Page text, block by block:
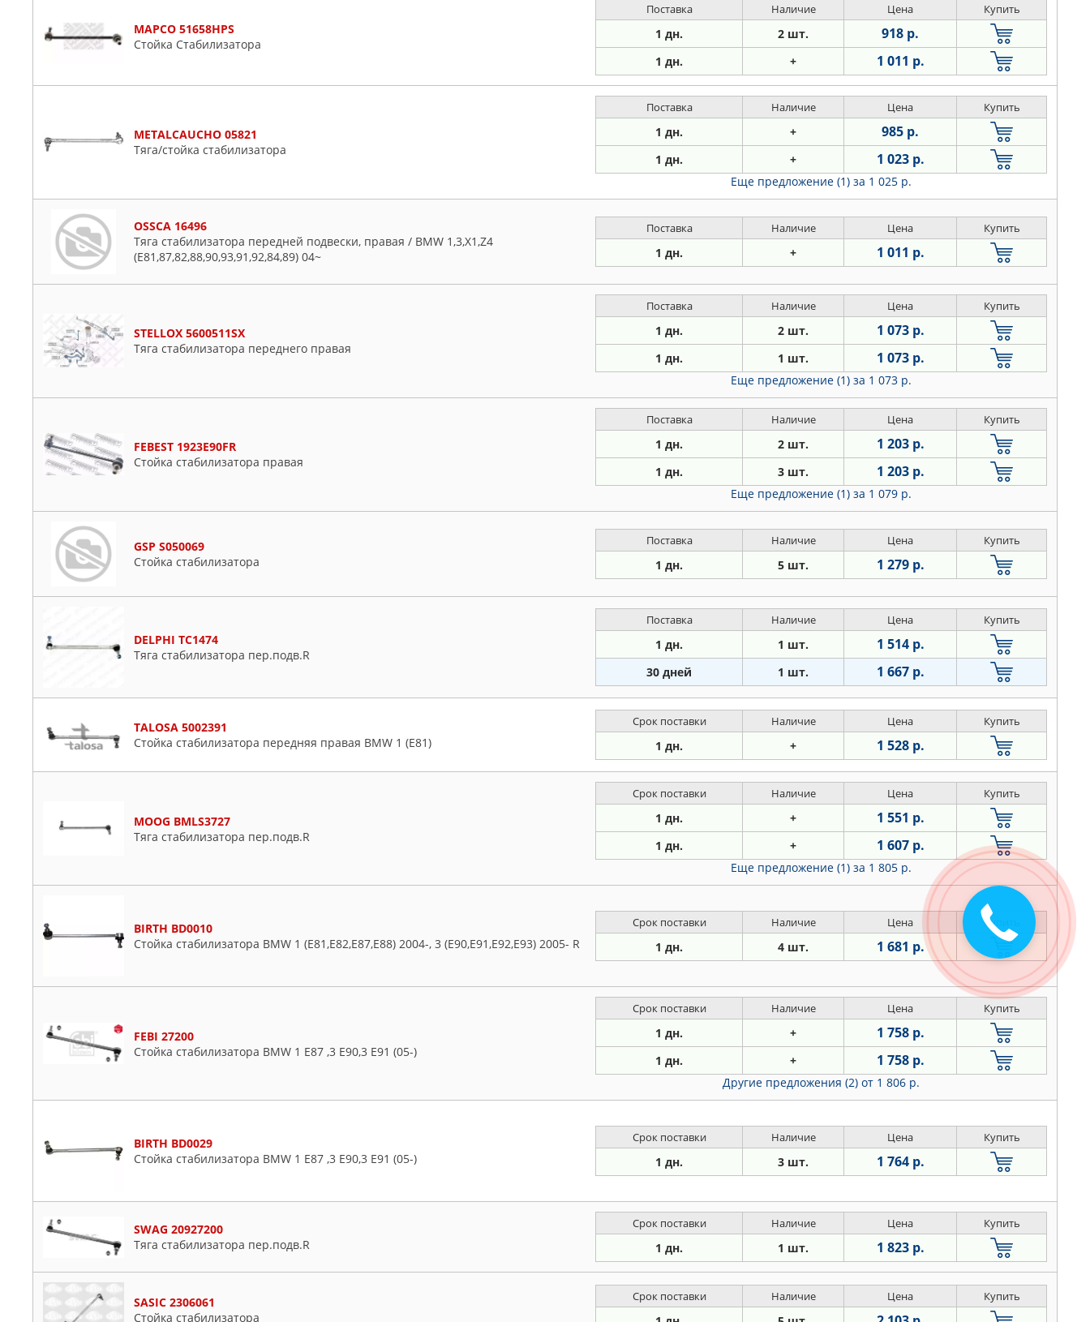
MAPCO 51658HPS
Стойка Стабилизатора
Поставка Наличие Цена Купить
1 дн. 2 шт. 918 р.
1 дн. + 1 011 р.
METALCAUCHO 05821
Тяга/стойка стабилизатора
Поставка Наличие Цена Купить
1 дн. + 985 р.
1 дн. + 1 023 р.
Еще предложение (1) за 1 025 р.
OSSCA 16496
Тяга стабилизатора передней подвески, правая / BMW 1,3,X1,Z4
(E81,87,82,88,90,93,91,92,84,89) 04~
Поставка Наличие Цена Купить
1 дн. + 1 011 р.
STELLOX 5600511SX
Тяга стабилизатора переднего правая
Поставка Наличие Цена Купить
1 дн. 2 шт. 1 073 р.
1 дн. 1 шт. 1 073 р.
Еще предложение (1) за 1 073 р.
FEBEST 1923E90FR
Стойка стабилизатора правая
Поставка Наличие Цена Купить
1 дн. 2 шт. 1 203 р.
1 дн. 3 шт. 1 203 р.
Еще предложение (1) за 1 079 р.
GSP S050069
Стойка стабилизатора
Поставка Наличие Цена Купить
1 дн. 5 шт. 1 279 р.
DELPHI TC1474
Тяга стабилизатора пер.подв.R
Поставка Наличие Цена Купить
1 дн. 1 шт. 1 514 р.
30 дней 1 шт. 1 667 р.
TALOSA 5002391
Стойка стабилизатора передняя правая BMW 1 (E81)
Срок поставки Наличие Цена Купить
1 дн. + 1 528 р.
MOOG BMLS3727
Тяга стабилизатора пер.подв.R
Срок поставки Наличие Цена Купить
1 дн. + 1 551 р.
1 дн. + 1 607 р.
Еще предложение (1) за 1 805 р.
BIRTH BD0010
Стойка стабилизатора BMW 1 (E81,E82,E87,E88) 2004-, 3 (E90,E91,E92,E93) 2005- R
Срок поставки Наличие Цена Купить
1 дн. 4 шт. 1 681 р.
FEBI 27200
Стойка стабилизатора BMW 1 E87 ,3 E90,3 E91 (05-)
Срок поставки Наличие Цена Купить
1 дн. + 1 758 р.
1 дн. + 1 758 р.
Другие предложения (2) от 1 806 р.
BIRTH BD0029
Стойка стабилизатора BMW 1 E87 ,3 E90,3 E91 (05-)
Срок поставки Наличие Цена Купить
1 дн. 3 шт. 1 764 р.
SWAG 20927200
Тяга стабилизатора пер.подв.R
Срок поставки Наличие Цена Купить
1 дн. 1 шт. 1 823 р.
SASIC 2306061
Стойка стабилизатора
Срок поставки Наличие Цена Купить